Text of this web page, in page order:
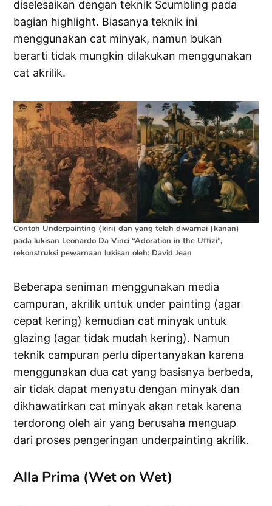
diselesaikan dengan teknik Scumbling pada
bagian highlight. Biasanya teknik ini
menggunakan cat minyak, namun bukan
berarti tidak mungkin dilakukan menggunakan
cat akrilik.
Contoh Underpainting (kiri) dan yang telah diwarnai (kanan)
pada lukisan Leonardo Da Vinci “Adoration in the Uffizi”,
rekonstruksi pewarnaan lukisan oleh: David Jean
Beberapa seniman menggunakan media
campuran, akrilik untuk under painting (agar
cepat kering) kemudian cat minyak untuk
glazing (agar tidak mudah kering). Namun
teknik campuran perlu dipertanyakan karena
menggunakan dua cat yang basisnya berbeda,
air tidak dapat menyatu dengan minyak dan
dikhawatirkan cat minyak akan retak karena
terdorong oleh air yang berusaha menguap
dari proses pengeringan underpainting akrilik.
Alla Prima (Wet on Wet)